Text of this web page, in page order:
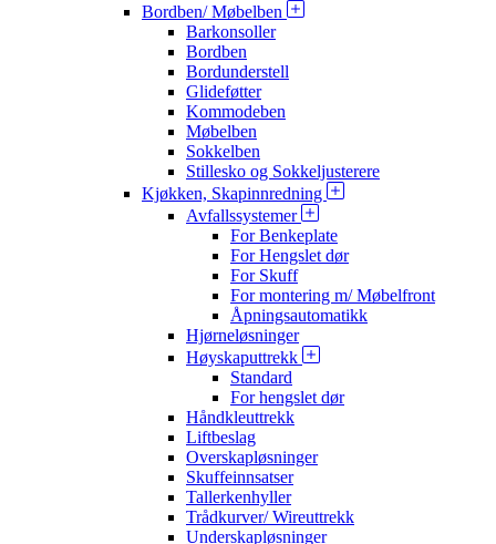
Bordben/ Møbelben
Barkonsoller
Bordben
Bordunderstell
Glideføtter
Kommodeben
Møbelben
Sokkelben
Stillesko og Sokkeljusterere
Kjøkken, Skapinnredning
Avfallssystemer
For Benkeplate
For Hengslet dør
For Skuff
For montering m/ Møbelfront
Åpningsautomatikk
Hjørneløsninger
Høyskaputtrekk
Standard
For hengslet dør
Håndkleuttrekk
Liftbeslag
Overskapløsninger
Skuffeinnsatser
Tallerkenhyller
Trådkurver/ Wireuttrekk
Underskapløsninger